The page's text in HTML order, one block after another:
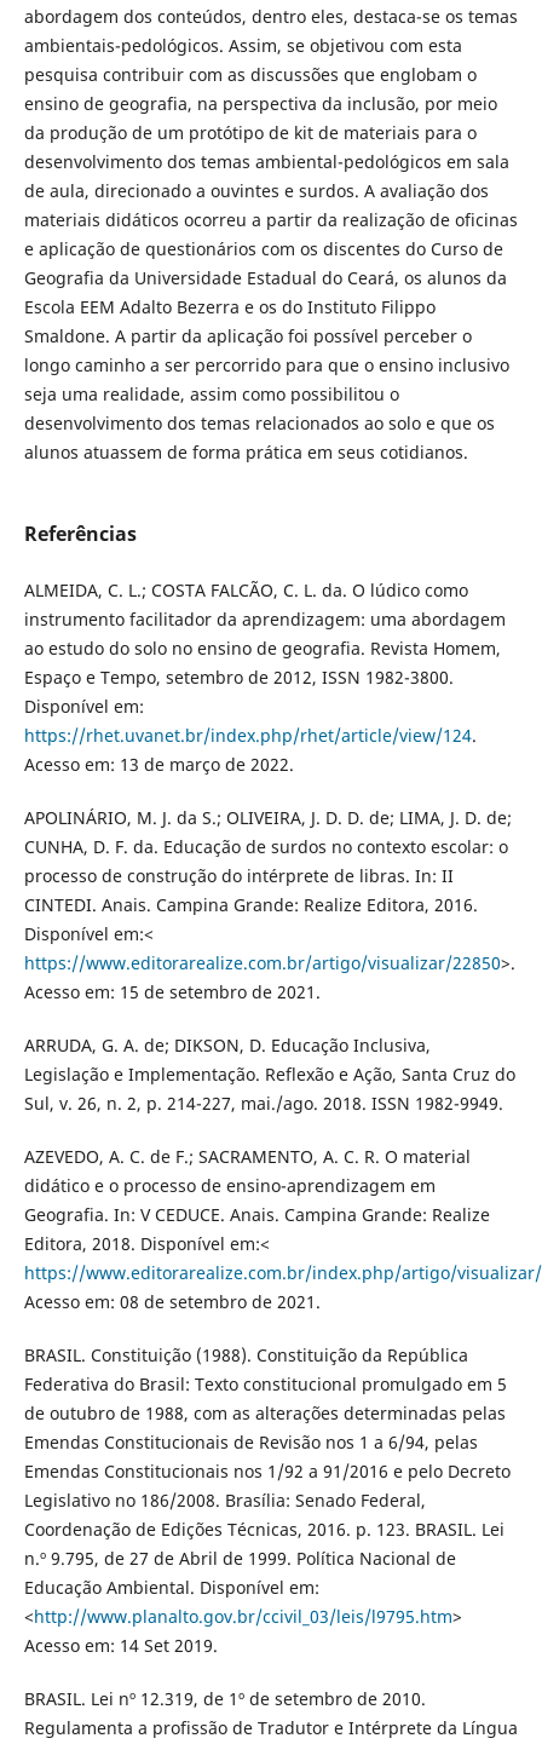
abordagem dos conteúdos, dentro eles, destaca-se os temas
ambientais-pedológicos. Assim, se objetivou com esta
pesquisa contribuir com as discussões que englobam o
ensino de geografia, na perspectiva da inclusão, por meio
da produção de um protótipo de kit de materiais para o
desenvolvimento dos temas ambiental-pedológicos em sala
de aula, direcionado a ouvintes e surdos. A avaliação dos
materiais didáticos ocorreu a partir da realização de oficinas
e aplicação de questionários com os discentes do Curso de
Geografia da Universidade Estadual do Ceará, os alunos da
Escola EEM Adalto Bezerra e os do Instituto Filippo
Smaldone. A partir da aplicação foi possível perceber o
longo caminho a ser percorrido para que o ensino inclusivo
seja uma realidade, assim como possibilitou o
desenvolvimento dos temas relacionados ao solo e que os
alunos atuassem de forma prática em seus cotidianos.
Referências
ALMEIDA, C. L.; COSTA FALCÃO, C. L. da. O lúdico como
instrumento facilitador da aprendizagem: uma abordagem
ao estudo do solo no ensino de geografia. Revista Homem,
Espaço e Tempo, setembro de 2012, ISSN 1982-3800.
Disponível em:
https://rhet.uvanet.br/index.php/rhet/article/view/124.
Acesso em: 13 de março de 2022.
APOLINÁRIO, M. J. da S.; OLIVEIRA, J. D. D. de; LIMA, J. D. de;
CUNHA, D. F. da. Educação de surdos no contexto escolar: o
processo de construção do intérprete de libras. In: II
CINTEDI. Anais. Campina Grande: Realize Editora, 2016.
Disponível em:<
https://www.editorarealize.com.br/artigo/visualizar/22850>.
Acesso em: 15 de setembro de 2021.
ARRUDA, G. A. de; DIKSON, D. Educação Inclusiva,
Legislação e Implementação. Reflexão e Ação, Santa Cruz do
Sul, v. 26, n. 2, p. 214-227, mai./ago. 2018. ISSN 1982-9949.
AZEVEDO, A. C. de F.; SACRAMENTO, A. C. R. O material
didático e o processo de ensino-aprendizagem em
Geografia. In: V CEDUCE. Anais. Campina Grande: Realize
Editora, 2018. Disponível em:<
https://www.editorarealize.com.br/index.php/artigo/
Acesso em: 08 de setembro de 2021.
BRASIL. Constituição (1988). Constituição da República
Federativa do Brasil: Texto constitucional promulgado em 5
de outubro de 1988, com as alterações determinadas pelas
Emendas Constitucionais de Revisão nos 1 a 6/94, pelas
Emendas Constitucionais nos 1/92 a 91/2016 e pelo Decreto
Legislativo no 186/2008. Brasília: Senado Federal,
Coordenação de Edições Técnicas, 2016. p. 123. BRASIL. Lei
n.º 9.795, de 27 de Abril de 1999. Política Nacional de
Educação Ambiental. Disponível em:
<http://www.planalto.gov.br/ccivil_03/leis/l9795.htm>
Acesso em: 14 Set 2019.
BRASIL. Lei nº 12.319, de 1º de setembro de 2010.
Regulamenta a profissão de Tradutor e Intérprete da Língua